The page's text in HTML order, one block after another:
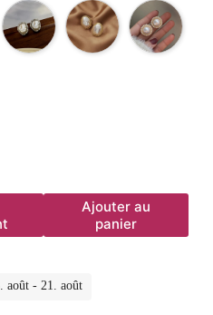
Ajouter au
panier
août - 21. août